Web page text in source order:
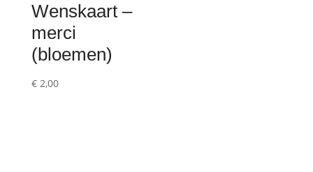
Wenskaart –
merci
(bloemen)
€2,00